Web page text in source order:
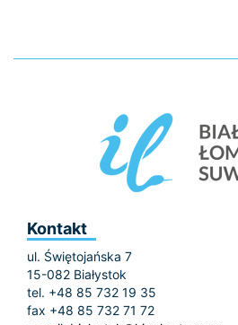
Kontakt
ul. Świętojańska 7
15-082 Białystok
tel. +48 85 732 19 35
fax +48 85 732 71 72